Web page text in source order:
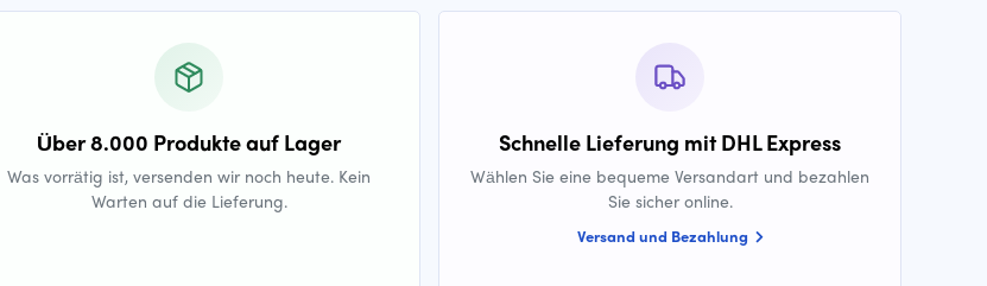
Über 8.000 Produkte auf Lager
Was vorrätig ist, versenden wir noch heute. Kein
Warten auf die Lieferung.
Schnelle Lieferung mit DHL Express
Wählen Sie eine bequeme Versandart und bezahlen
Sie sicher online.
Versand und Bezahlung